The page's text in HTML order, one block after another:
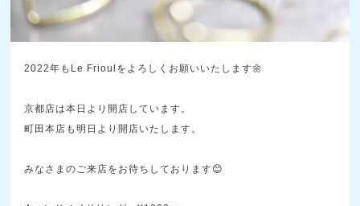
2022年もLe Frioulをよろしくお願いいたします🌼
京都店は本日より開店しています。
町田本店も明日より開店いたします。
みなさまのご来店をお待ちしております😊